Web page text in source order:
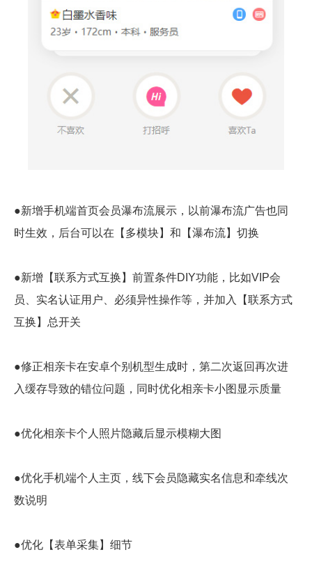
●新增手机端首页会员瀑布流展示，以前瀑布流广告也同
时生效，后台可以在【多模块】和【瀑布流】切换
●新增【联系方式互换】前置条件DIY功能，比如VIP会
员、实名认证用户、必须异性操作等，并加入【联系方式
互换】总开关
●修正相亲卡在安卓个别机型生成时，第二次返回再次进
入缓存导致的错位问题，同时优化相亲卡小图显示质量
●优化相亲卡个人照片隐藏后显示模糊大图
●优化手机端个人主页，线下会员隐藏实名信息和牵线次
数说明
●优化【表单采集】细节